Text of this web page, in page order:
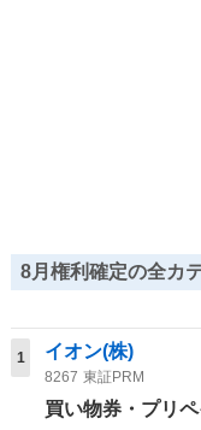
8月権利確定の全カ
1 イオン(株)
8267 東証PRM
買い物券・プリ